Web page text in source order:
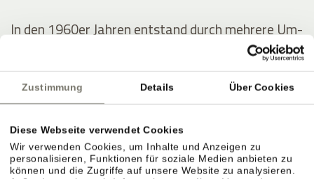
Zustimmung Details Über Cookies
Diese Webseite verwendet Cookies
Wir verwenden Cookies, um Inhalte und Anzeigen zu
personalisieren, Funktionen für soziale Medien anbieten zu
können und die Zugriffe auf unsere Website zu analysieren.
In den 1960er Jahren entstand durch mehrere Um-
und Zubauten das erste Hotel mit Freibad im
Überetsch. Der junge Erbe Josef Hanni-Ausserer
baute 1972 das erste Hallenbad der Region,
errichtete zwei Tennisplätze und intensivierte die
Weinproduktion.